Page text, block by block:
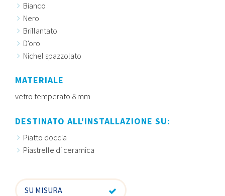
Bianco
Nero
Brillantato
D'oro
Nichel spazzolato
MATERIALE
vetro temperato 8 mm
DESTINATO ALL'INSTALLAZIONE SU:
Piatto doccia
Piastrelle di ceramica
SU MISURA